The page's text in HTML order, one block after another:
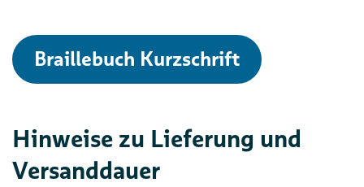
Braillebuch Kurzschrift
Hinweise zu Lieferung und
Versanddauer